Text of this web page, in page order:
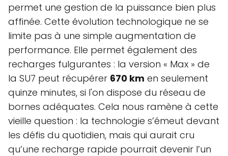
permet une gestion de la puissance bien plus
affinée. Cette évolution technologique ne se
limite pas à une simple augmentation de
performance. Elle permet également des
recharges fulgurantes : la version « Max » de
la SU7 peut récupérer 670 km en seulement
quinze minutes, si l'on dispose du réseau de
bornes adéquates. Cela nous ramène à cette
vieille question : la technologie s’émeut devant
les défis du quotidien, mais qui aurait cru
qu’une recharge rapide pourrait devenir l’un